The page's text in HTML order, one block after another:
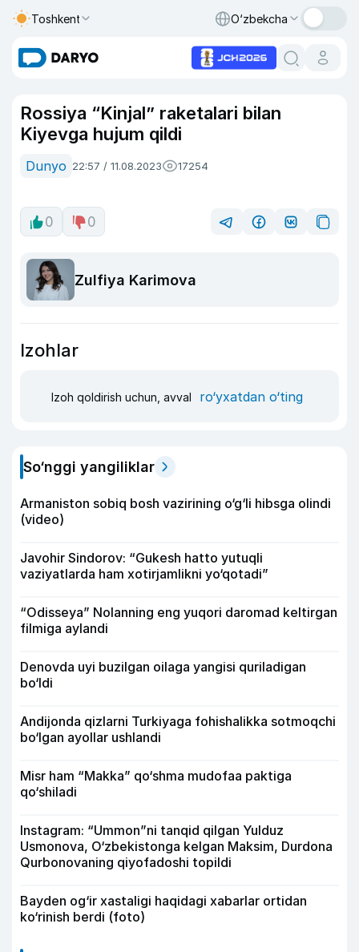
Toshkent O‘zbekcha
Rossiya “Kinjal” raketalari bilan
Kiyevga hujum qildi
Dunyo 22:57 / 11.08.2023 17254
0 0
Zulfiya Karimova
Izohlar
Izoh qoldirish uchun, avval ro‘yxatdan o‘ting
So‘nggi yangiliklar
Armaniston sobiq bosh vazirining o‘g‘li hibsga olindi
(video)
Javohir Sindorov: “Gukesh hatto yutuqli
vaziyatlarda ham xotirjamlikni yo‘qotadi”
“Odisseya” Nolanning eng yuqori daromad keltirgan
filmiga aylandi
Denovda uyi buzilgan oilaga yangisi quriladigan
bo‘ldi
Andijonda qizlarni Turkiyaga fohishalikka sotmoqchi
bo‘lgan ayollar ushlandi
Misr ham “Makka” qo‘shma mudofaa paktiga
qo‘shiladi
Instagram: “Ummon”ni tanqid qilgan Yulduz
Usmonova, O‘zbekistonga kelgan Maksim, Durdona
Qurbonovaning qiyofadoshi topildi
Bayden og‘ir xastaligi haqidagi xabarlar ortidan
ko‘rinish berdi (foto)